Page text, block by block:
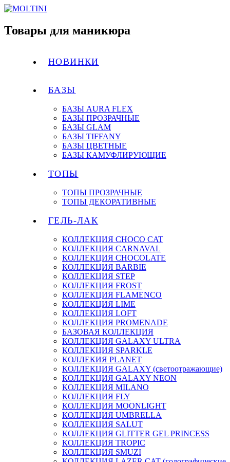
Товары для маникюра
НОВИНКИ
БАЗЫ
БАЗЫ AURA FLEX
БАЗЫ ПРОЗРАЧНЫЕ
БАЗЫ GLAM
БАЗЫ TIFFANY
БАЗЫ ЦВЕТНЫЕ
БАЗЫ КАМУФЛИРУЮЩИЕ
ТОПЫ
ТОПЫ ПРОЗРАЧНЫЕ
ТОПЫ ДЕКОРАТИВНЫЕ
ГЕЛЬ-ЛАК
КОЛЛЕКЦИЯ CHOCO CAT
КОЛЛЕКЦИЯ CARNAVAL
КОЛЛЕКЦИЯ CHOCOLATE
КОЛЛЕКЦИЯ BARBIE
КОЛЛЕКЦИЯ STEP
КОЛЛЕКЦИЯ FROST
КОЛЛЕКЦИЯ FLAMENCO
КОЛЛЕКЦИЯ LIME
КОЛЛЕКЦИЯ LOFT
КОЛЛЕКЦИЯ PROMENADE
БАЗОВАЯ КОЛЛЕКЦИЯ
КОЛЛЕКЦИЯ GALAXY ULTRA
КОЛЛЕКЦИЯ SPARKLE
КОЛЛЕКИЯ PLANET
КОЛЛЕКЦИЯ GALAXY (светоотражающие)
КОЛЛЕКЦИЯ GALAXY NEON
КОЛЛЕКЦИЯ MILANO
КОЛЛЕКЦИЯ FLY
КОЛЛЕКЦИЯ MOONLIGHT
КОЛЛЕКЦИЯ UMBRELLA
КОЛЛЕКЦИЯ SALUT
КОЛЛЕКЦИЯ GLITTER GEL PRINCESS
КОЛЛЕКЦИЯ TROPIC
КОЛЛЕКЦИЯ SMUZI